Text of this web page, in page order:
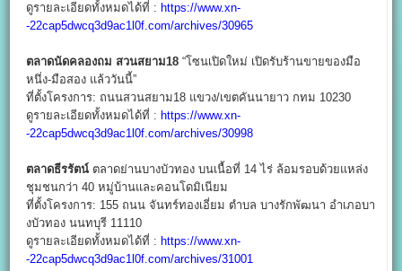
ดูรายละเอียดทั้งหมดได้ที่ : https://www.xn-
-22cap5dwcq3d9ac1l0f.com/archives/30965
ตลาดนัดคลองถม สวนสยาม18 “โซนเปิดใหม่ เปิดรับร้านขายของมือ
หนึ่ง-มือสอง แล้ววันนี้”
ที่ตั้งโครงการ: ถนนสวนสยาม18 แขวง/เขตคันนายาว กทม 10230
ดูรายละเอียดทั้งหมดได้ที่ : https://www.xn-
-22cap5dwcq3d9ac1l0f.com/archives/30998
ตลาดธีรรัตน์ ตลาดย่านบางบัวทอง บนเนื้อที่ 14 ไร่ ล้อมรอบด้วยแหล่ง
ชุมชนกว่า 40 หมู่บ้านและคอนโดมิเนียม
ที่ตั้งโครงการ: 155 ถนน จันทร์ทองเอี่ยม ตําบล บางรักพัฒนา อําเภอบา
งบัวทอง นนทบุรี 11110
ดูรายละเอียดทั้งหมดได้ที่ : https://www.xn-
-22cap5dwcq3d9ac1l0f.com/archives/31001